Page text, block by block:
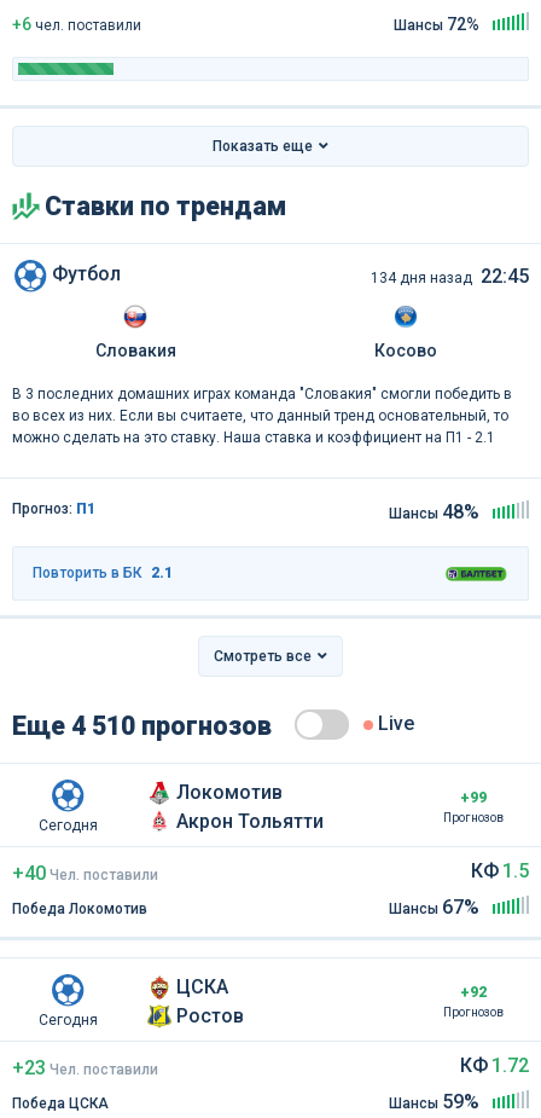
+6 чел. поставили Шансы 72%
Показать еще
Ставки по трендам
Футбол 134 дня назад 22:45
Словакия Косово
В 3 последних домашних играх команда "Словакия" смогли победить в
во всех из них. Если вы считаете, что данный тренд основательный, то
можно сделать на это ставку. Наша ставка и коэффициент на П1 - 2.1
Прогноз: П1 Шансы 48%
Повторить в БК 2.1
Смотреть все
Еще 4 510 прогнозов Live
Сегодня
Локомотив
Акрон Тольятти
+99
Прогнозов
+40 Чел поставили
Победа Локомотив
КФ 1.5
Шансы 67%
Сегодня
ЦСКА
Ростов
+92
Прогнозов
+23 Чел поставили
Победа ЦСКА
КФ 1.72
Шансы 59%